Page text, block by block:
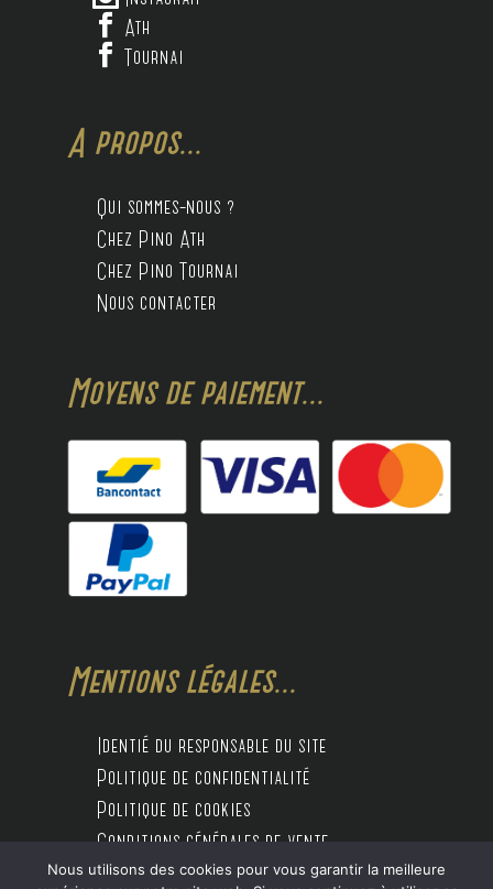
 Ath
 Tournai
A propos...
Qui sommes-nous ?
Chez Pino Ath
Chez Pino Tournai
Nous contacter
Moyens de paiement...
Mentions légales...
Identié du responsable du site
Politique de confidentialité
Politique de cookies
Conditions générales de vente
Nous utilisons des cookies pour vous garantir la meilleure